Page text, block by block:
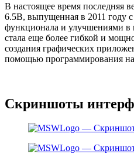
В настоящее время последняя
6.5B, выпущенная в 2011 году
функционала и улучшениями в
стала еще более гибкой и
создания графических
помощью программирования
Скриншоты